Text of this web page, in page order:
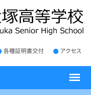
各種証明書交付 アクセス